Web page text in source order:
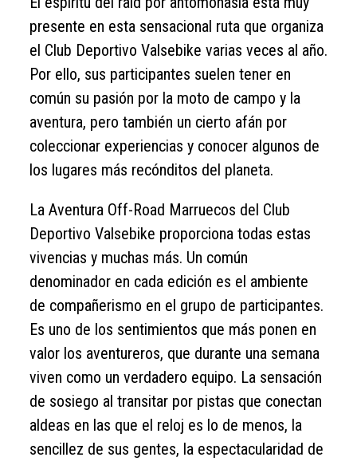
presente en esta sensacional ruta que organiza
el Club Deportivo Valsebike varias veces al año.
Por ello, sus participantes suelen tener en
común su pasión por la moto de campo y la
aventura, pero también un cierto afán por
coleccionar experiencias y conocer algunos de
los lugares más recónditos del planeta.
La Aventura Off-Road Marruecos del Club
Deportivo Valsebike proporciona todas estas
vivencias y muchas más. Un común
denominador en cada edición es el ambiente
de compañerismo en el grupo de participantes.
Es uno de los sentimientos que más ponen en
valor los aventureros, que durante una semana
viven como un verdadero equipo. La sensación
de sosiego al transitar por pistas que conectan
aldeas en las que el reloj es lo de menos, la
sencillez de sus gentes, la espectacularidad de